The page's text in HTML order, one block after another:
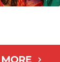
MORE